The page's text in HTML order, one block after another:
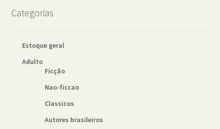
Categorias
Estoque geral
Adulto
Ficção
Nao-ficcao
Classicos
Autores brasileiros